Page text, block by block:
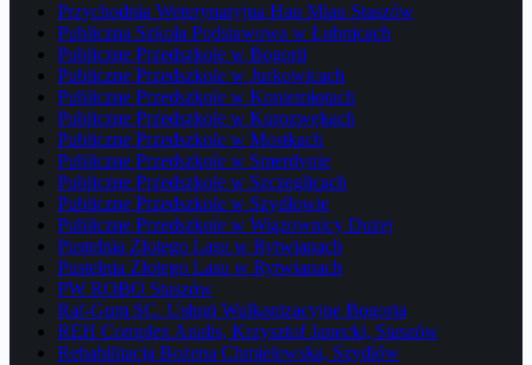
Przychodnia Weterynaryjna Hau Miau Staszów
Publiczna Szkoła Podstawowa w Łubnicach
Publiczne Przedszkole w Bogorii
Publiczne Przedszkole w Jurkowicach
Publiczne Przedszkole w Koniemłotach
Publiczne Przedszkole w Kurozwękach
Publiczne Przedszkole w Mostkach
Publiczne Przedszkole w Smerdynie
Publiczne Przedszkole w Szczeglicach
Publiczne Przedszkole w Szydłowie
Publiczne Przedszkole w Wiązownicy Dużej
Pustelnia Złotego Lasu w Rytwianach
Pustelnia Złotego Lasu w Rytwianach
PW ROBO Staszów
Raf-Gum SC. Usługi Wulkanizacyjne Bogoria
REH Complex Analis, Krzysztof Janecki, Staszów
Rehabilitacja Bożena Chmielewska, Szydłów